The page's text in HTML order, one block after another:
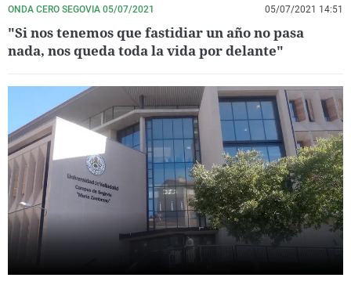
ONDA CERO SEGOVIA 05/07/2021 05/07/2021 14:51
"Si nos tenemos que fastidiar un año no pasa
nada, nos queda toda la vida por delante"